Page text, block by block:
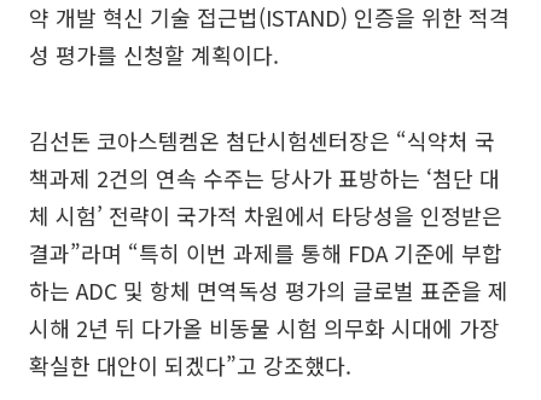
약 개발 혁신 기술 접근법(ISTAND) 인증을 위한 적격
성 평가를 신청할 계획이다.
김선돈 코아스템켐온 첨단시험센터장은 “식약처 국
책과제 2건의 연속 수주는 당사가 표방하는 ‘첨단 대
체 시험’ 전략이 국가적 차원에서 타당성을 인정받은
결과”라며 “특히 이번 과제를 통해 FDA 기준에 부합
하는 ADC 및 항체 면역독성 평가의 글로벌 표준을 제
시해 2년 뒤 다가올 비동물 시험 의무화 시대에 가장
확실한 대안이 되겠다”고 강조했다.